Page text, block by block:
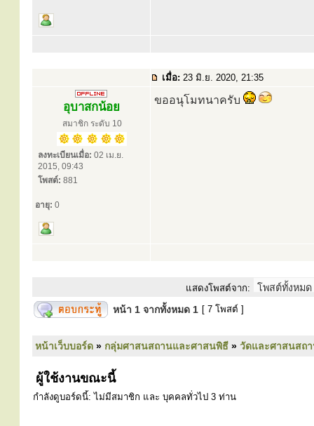
เมื่อ: 23 มิ.ย. 2020, 21:35
อุบาสกน้อย
สมาชิก ระดับ 10
ลงทะเบียนเมื่อ: 02 เม.ย.
2015, 09:43
โพสต์: 881
อายุ: 0
ขออนุโมทนาครับ
แสดงโพสต์จาก:
หน้า 1 จากทั้งหมด 1 [ 7 โพสต์ ]
หน้าเว็บบอร์ด » กลุ่มศาสนสถานและศาสนพิธี » วัดและศาสนสถ
ผู้ใช้งานขณะนี้
กำลังดูบอร์ดนี้: ไม่มีสมาชิก และ บุคคลทั่วไป 3 ท่าน